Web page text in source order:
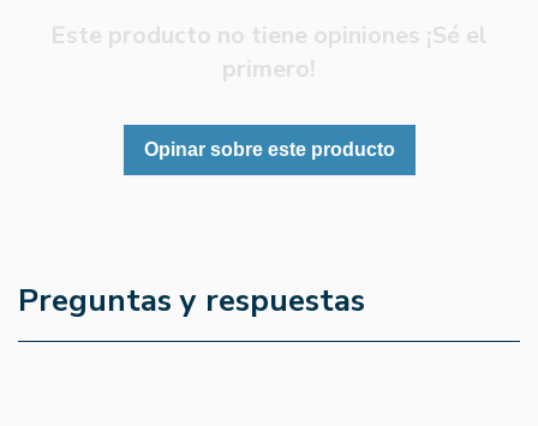
Este producto no tiene opiniones ¡Sé el
primero!
Opinar sobre este producto
Preguntas y respuestas